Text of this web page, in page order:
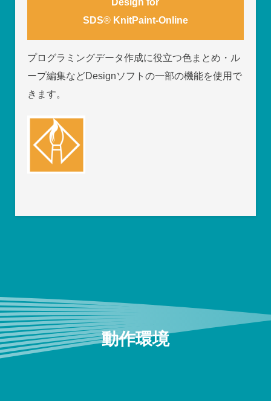
SDS®KnitPaint-Online
プログラミングデータ作成に役立つ色まとめ・ル
ープ編集などDesignソフトの一部の機能を使用で
きます。
動作環境